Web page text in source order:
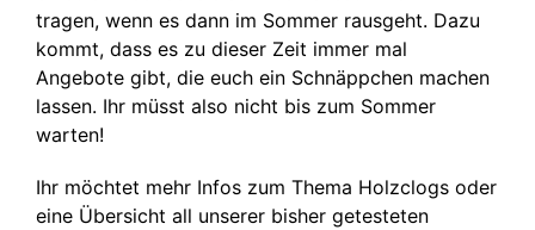
tragen, wenn es dann im Sommer rausgeht. Dazu
kommt, dass es zu dieser Zeit immer mal
Angebote gibt, die euch ein Schnäppchen machen
lassen. Ihr müsst also nicht bis zum Sommer
warten!
Ihr möchtet mehr Infos zum Thema Holzclogs oder
eine Übersicht all unserer bisher getesteten